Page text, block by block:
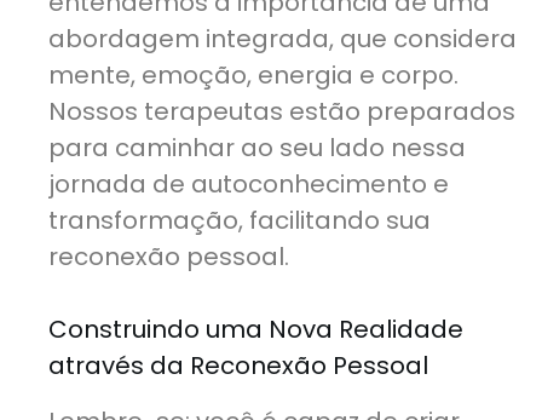
abordagem integrada, que considera
mente, emoção, energia e corpo.
Nossos terapeutas estão preparados
para caminhar ao seu lado nessa
jornada de autoconhecimento e
transformação, facilitando sua
reconexão pessoal.
Construindo uma Nova Realidade
através da Reconexão Pessoal